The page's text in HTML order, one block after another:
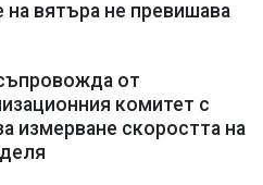
на вятъра не превишава
от
комитет с
измерване скоростта на